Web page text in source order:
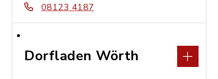
08123 4187
Dorfladen Wörth